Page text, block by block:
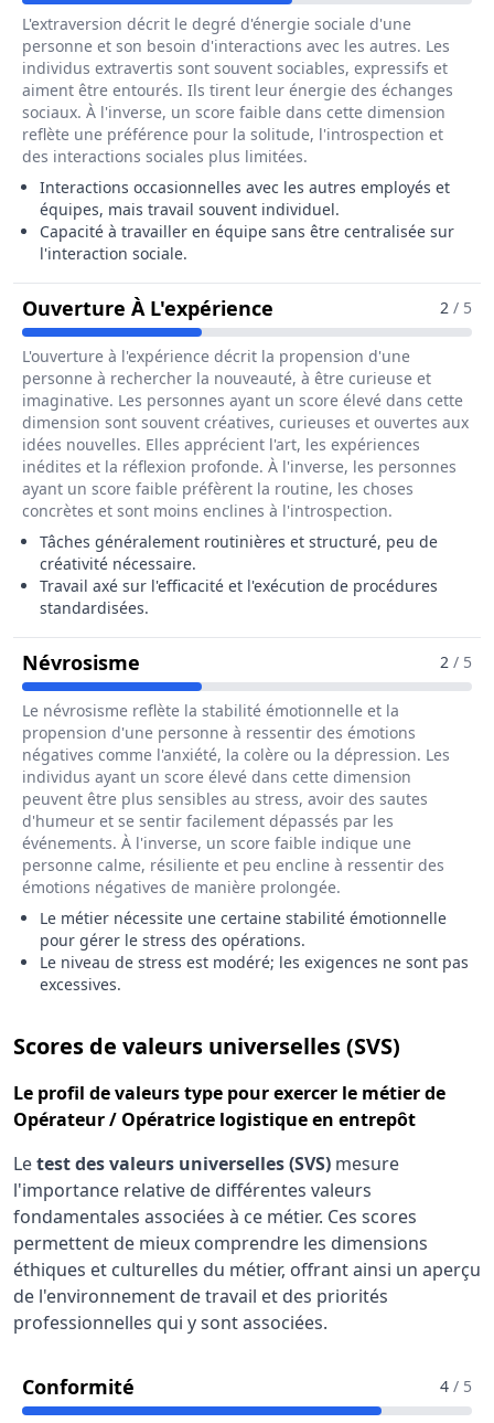
L'extraversion décrit le degré d'énergie sociale d'une
personne et son besoin d'interactions avec les autres. Les
individus extravertis sont souvent sociables, expressifs et
aiment être entourés. Ils tirent leur énergie des échanges
sociaux. À l'inverse, un score faible dans cette dimension
reflète une préférence pour la solitude, l'introspection et
des interactions sociales plus limitées.
Interactions occasionnelles avec les autres employés et
équipes, mais travail souvent individuel.
Capacité à travailler en équipe sans être centralisée sur
l'interaction sociale.
Ouverture À L'expérience Pour Le Métier De
2 / 5
L'ouverture à l'expérience décrit la propension d'une
personne à rechercher la nouveauté, à être curieuse et
imaginative. Les personnes ayant un score élevé dans cette
dimension sont souvent créatives, curieuses et ouvertes aux
idées nouvelles. Elles apprécient l'art, les expériences
inédites et la réflexion profonde. À l'inverse, les personnes
ayant un score faible préfèrent la routine, les choses
concrètes et sont moins enclines à l'introspection.
Tâches généralement routinières et structuré, peu de
créativité nécessaire.
Travail axé sur l'efficacité et l'exécution de procédures
standardisées.
Névrosisme Pour Le Métier De Opérateur /2 / 5
Le névrosisme reflète la stabilité émotionnelle et la
propension d'une personne à ressentir des émotions
négatives comme l'anxiété, la colère ou la dépression. Les
individus ayant un score élevé dans cette dimension
peuvent être plus sensibles au stress, avoir des sautes
d'humeur et se sentir facilement dépassés par les
événements. À l'inverse, un score faible indique une
personne calme, résiliente et peu encline à ressentir des
émotions négatives de manière prolongée.
Le métier nécessite une certaine stabilité émotionnelle
pour gérer le stress des opérations.
Le niveau de stress est modéré; les exigences ne sont pas
excessives.
Scores de valeurs universelles (SVS)
Le profil de valeurs type pour exercer le métier de
Opérateur / Opératrice logistique en entrepôt
Letest des valeurs universelles (SVS) mesure
l'importance relative de différentes valeurs
fondamentales associées à ce métier. Ces scores
permettent de mieux comprendre les dimensions
éthiques et culturelles du métier, offrant ainsi un aperçu
de l'environnement de travail et des priorités
professionnelles qui y sont associées.
Conformité Pour Le Métier De Opérateur /4 / 5